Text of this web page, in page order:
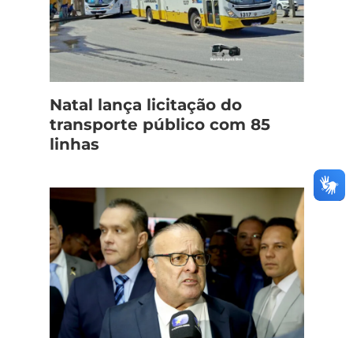
Natal lança licitação do
transporte público com 85
linhas